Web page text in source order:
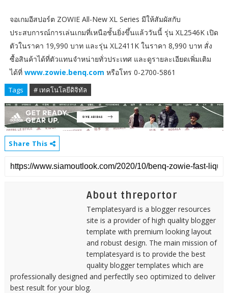
จอเกมอีสปอร์ต ZOWIE All-New XL Series มีให้สัมผัสกับ
ประสบการณ์การเล่นเกมที่เหนือชั้นยิ่งขึ้นแล้ววันนี้ รุ่น XL2546K เปิด
ตัวในราคา 19,990 บาท และรุ่น XL2411K ในราคา 8,990 บาท สั่ง
ซื้อสินค้าได้ที่ตัวแทนจำหน่ายทั่วประเทศ และดูรายละเอียดเพิ่มเติม
ได้ที่ www.zowie.benq.com หรือโทร 0-2700-5861
Tags # เทคโนโลยีดิจิทัล
Share This
About threportor
Templatesyard is a blogger resources
site is a provider of high quality blogger
template with premium looking layout
and robust design. The main mission of
templatesyard is to provide the best
quality blogger templates which are
professionally designed and perfectlly seo optimized to deliver
best result for your blog.